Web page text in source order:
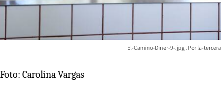
El-Camino-Diner-9-.jpg la-tercera
Foto: Carolina Vargas